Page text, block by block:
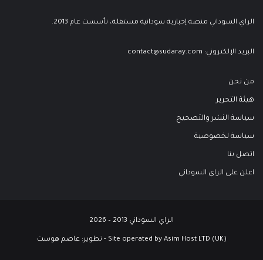
الراي السوداني منصة إخبارية سودانية مستقلة، تأسست عام 2013.
البريد الإلكتروني: contact@sudaray.com
من نحن
هيئة التحرير
سياسة النشر والتصحيح
سياسة لخصوصية
اتصل بنا
اعلن على الراي السوداني
الراي السوداني 2013 – 2026
Site operated by Asim Host LTD (UK) - تطوير: عاصم هوست